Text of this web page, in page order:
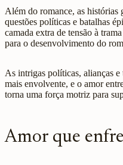
Além do romance, as histórias
questões políticas e batalhas
camada extra de tensão à
para o desenvolvimento do
As intrigas políticas, alianças
mais envolvente, e o amor
torna uma força motriz para
Amor que